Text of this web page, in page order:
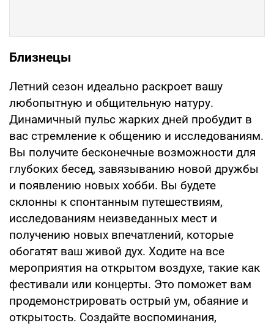
Близнецы
Летний сезон идеально раскроет вашу
любопытную и общительную натуру.
Динамичный пульс жарких дней пробудит в
вас стремление к общению и исследованиям.
Вы получите бесконечные возможности для
глубоких бесед, завязыванию новой дружбы
и появлению новых хобби. Вы будете
склонны к спонтанным путешествиям,
исследованиям неизведанных мест и
получению новых впечатлений, которые
обогатят ваш живой дух. Ходите на все
мероприятия на открытом воздухе, такие как
фестивали или концерты. Это поможет вам
продемонстрировать острый ум, обаяние и
открытость. Создайте воспоминания,